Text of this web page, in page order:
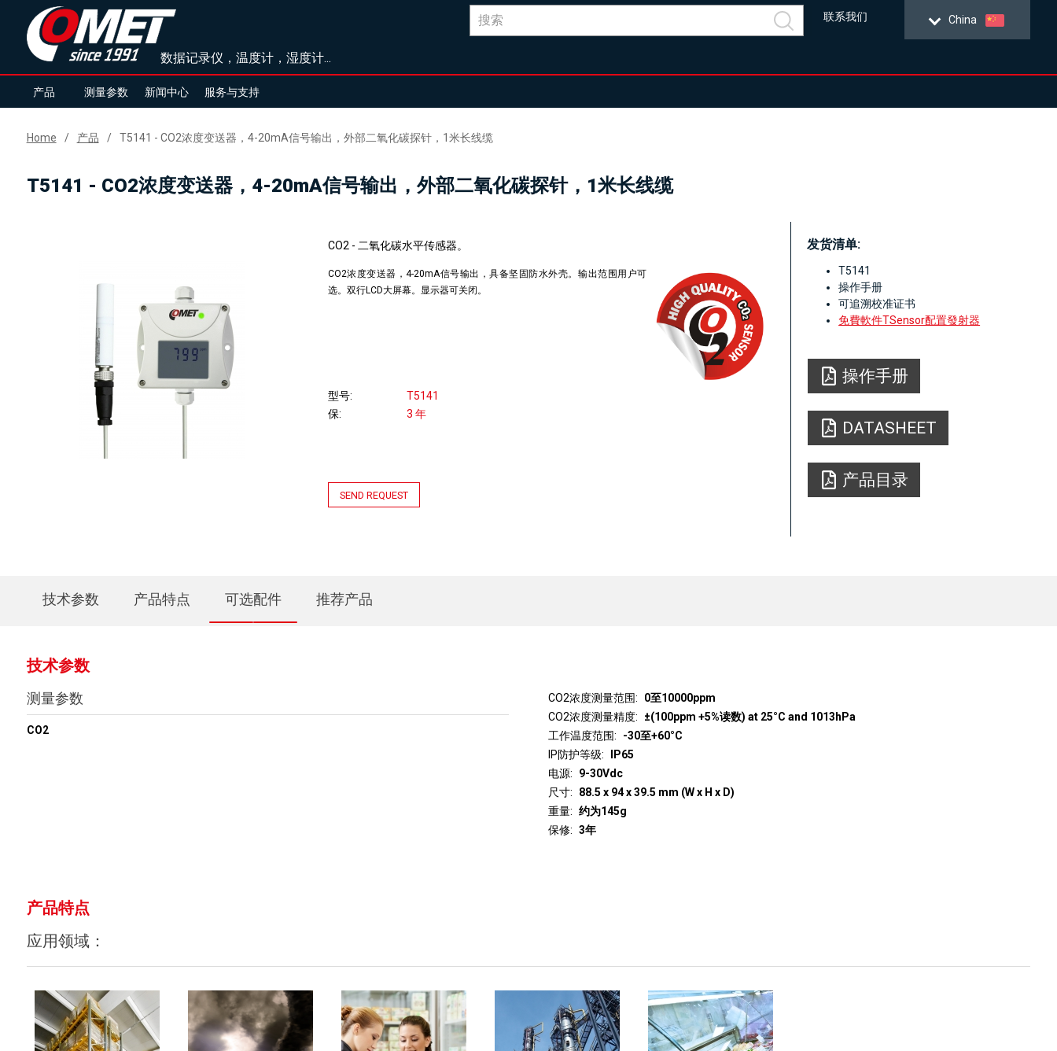
数据记录仪，温度计，湿度计...
China
联系我们
产品 测量参数 新闻中心 服务与支持
Home 产品 T5141 - CO2浓度变送器，4-20mA信号输出，外部二氧化碳探针，1米长线缆
T5141 - CO2浓度变送器，4-20mA信号输出，外部二氧化碳探针，1米长线缆
CO2 - 二氧化碳水平传感器。
CO2浓度变送器，4-20mA信号输出，具备坚固防水外壳。输出范围用户可
选。双行LCD大屏幕。显示器可关闭。
型号
T5141
保
3 年
SEND REQUEST
发货清单:
T5141
操作手册
可追溯校准证书
免費軟件TSensor配置發射器
操作手册
DATASHEET
产品目录
技术参数 产品特点 可选配件 推荐产品
技术参数
测量参数
CO2
CO2浓度测量范围
0至10000ppm
CO2浓度测量精度
±(100ppm +5%读数) at 25°C and 1013hPa
工作温度范围
-30至+60°C
IP防护等级
IP65
电源
9-30Vdc
尺寸
88.5 x 94 x 39.5 mm (W x H x D)
重量
约为145g
保修
3年
产品特点
应用领域：